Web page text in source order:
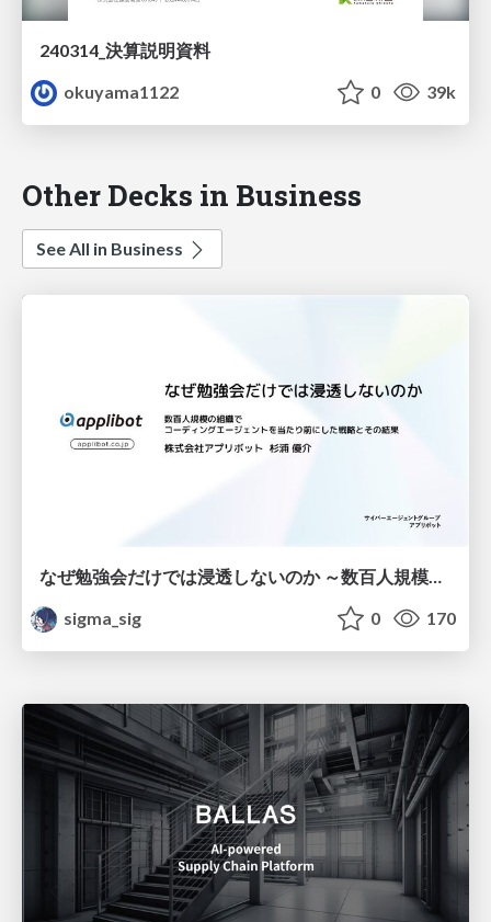
240314_決算説明資料
okuyama1122
0 39k
Other Decks in Business
See All in Business
sigma_sig
0 170